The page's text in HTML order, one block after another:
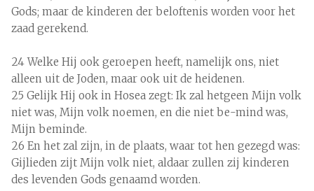
Gods; maar de kinderen der beloftenis worden voor het
zaad gerekend.
24 Welke Hij ook geroepen heeft, namelijk ons, niet
alleen uit de Joden, maar ook uit de heidenen.
25 Gelijk Hij ook in Hosea zegt: Ik zal hetgeen Mijn volk
niet was, Mijn volk noemen, en die niet be-mind was,
Mijn beminde.
26 En het zal zijn, in de plaats, waar tot hen gezegd was:
Gijlieden zijt Mijn volk niet, aldaar zullen zij kinderen
des levenden Gods genaamd worden.